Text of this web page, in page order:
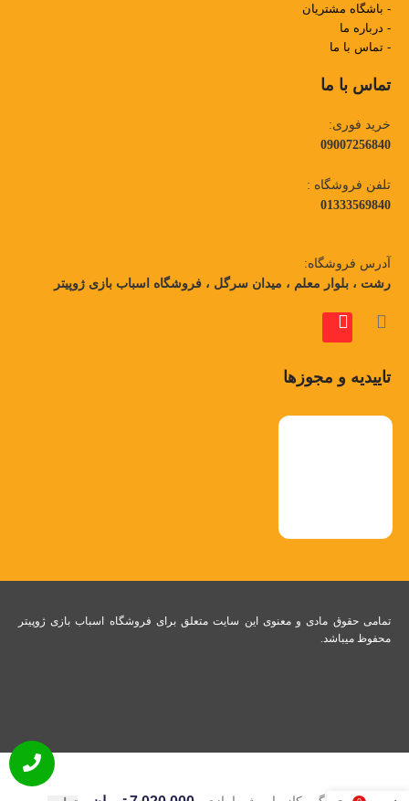
- باشگاه مشتریان
- درباره ما
- تماس با ما
تماس با ما
خرید فوری:
09007256840
تلفن فروشگاه :
01333569840
آدرس فروشگاه:
رشت ، بلوار معلم ، میدان سرگل ، فروشگاه اسباب بازی ژوپیتر
تاییدیه و مجوزها
تمامی حقوق مادی و معنوی این سایت متعلق برای فروشگاه اسباب بازی ژوپیتر
محفوظ میباشد.